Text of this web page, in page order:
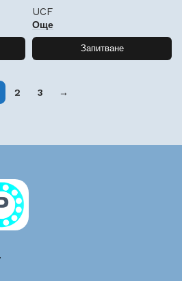
UCF
Още
Запитване
2 3 →